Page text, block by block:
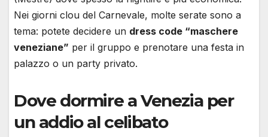
Nei giorni clou del Carnevale, molte serate sono a
tema: potete decidere un dress code “maschere
veneziane” per il gruppo e prenotare una festa in
palazzo o un party privato.
Dove dormire a Venezia per
un addio al celibato